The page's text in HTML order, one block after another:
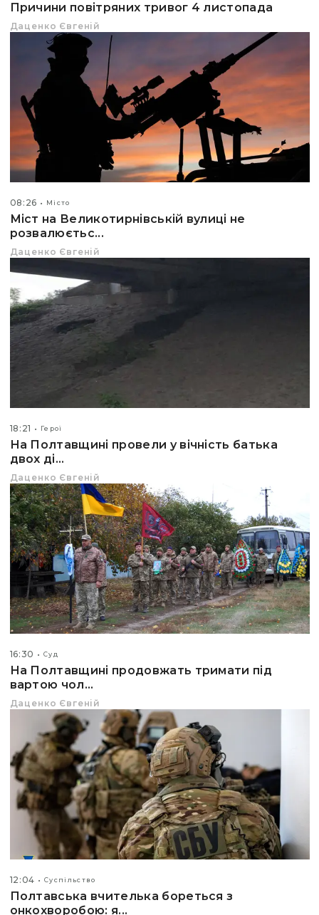
Причини повітряних тривог 4 листопада
Даценко Євгеній
08:26 Місто
Міст на Великотирнівській вулиці не
розвалюєтьс...
Даценко Євгеній
18:21 Герої
На Полтавщині провели у вічність батька
двох ді...
Даценко Євгеній
16:30 Суд
На Полтавщині продовжать тримати під
вартою чол...
Даценко Євгеній
12:04 Суспільство
Полтавська вчителька бореться з
онкохворобою: я...